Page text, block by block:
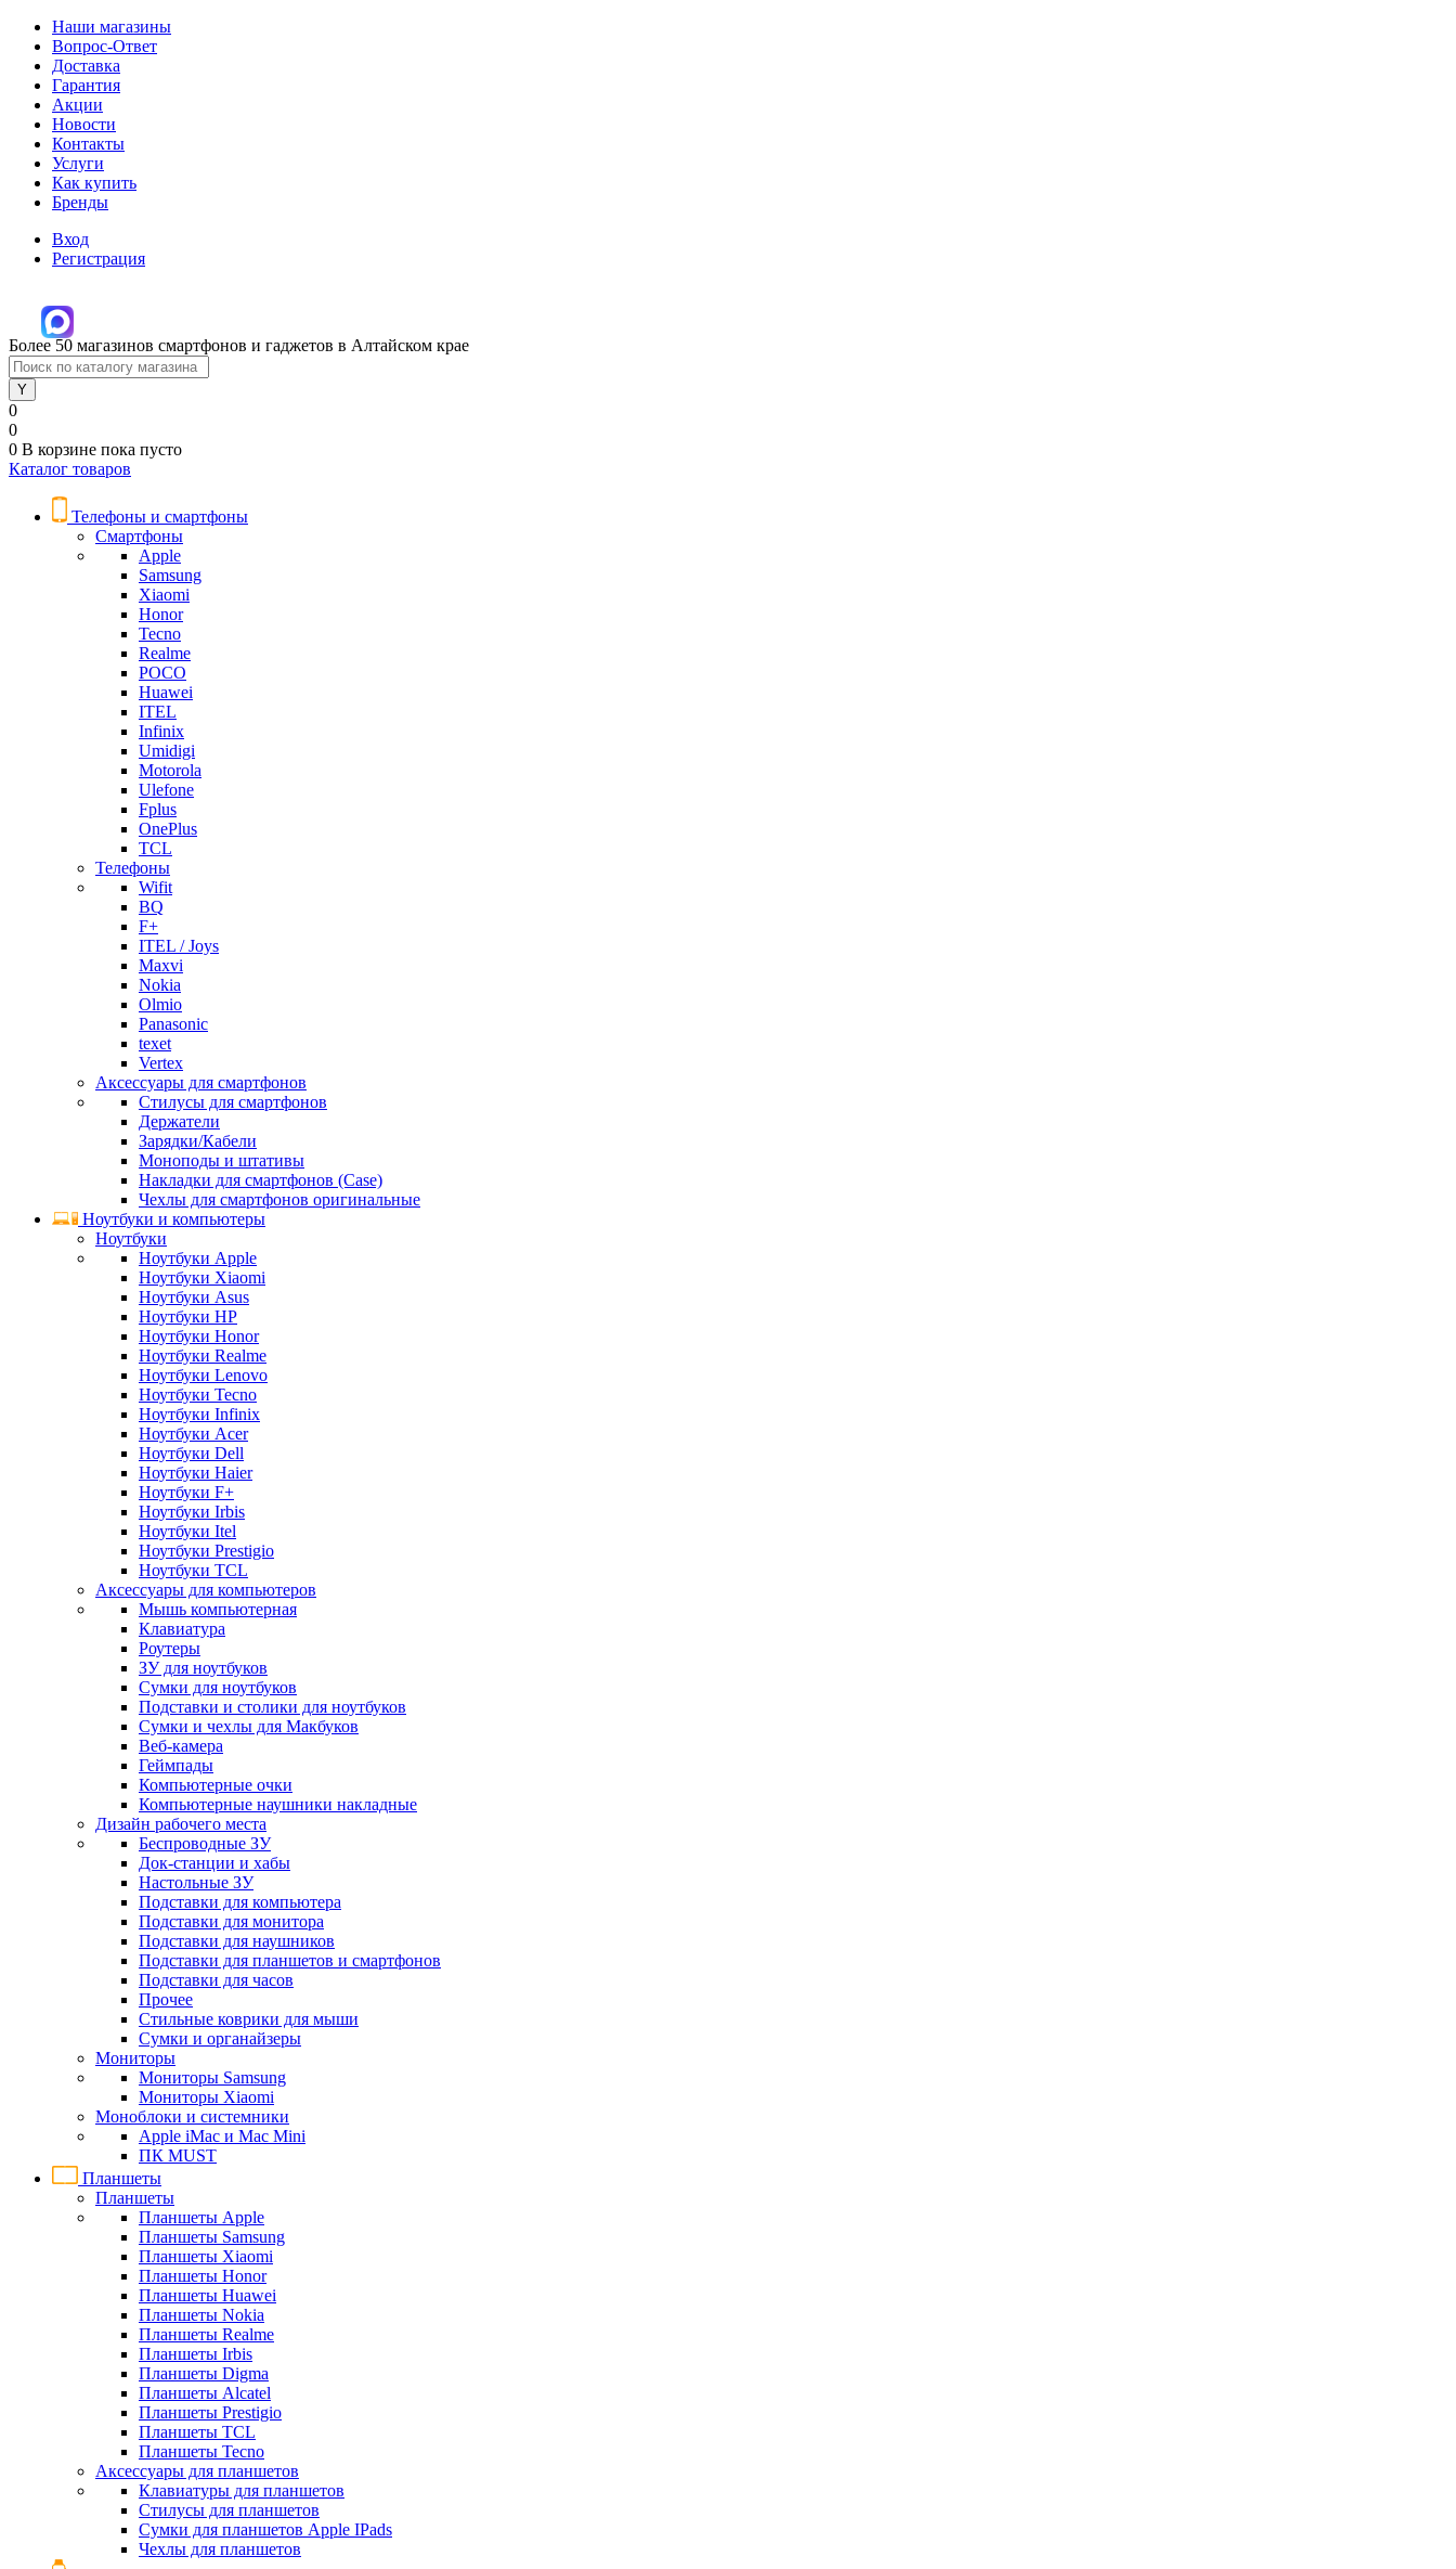
Наши магазины
Вопрос-Ответ
Доставка
Гарантия
Акции
Новости
Контакты
Услуги
Как купить
Бренды
Вход
Регистрация
Более 50 магазинов смартфонов и гаджетов в Алтайском крае
0
0
0 В корзине пока пусто
Каталог товаров
Телефоны и смартфоны
Смартфоны
Apple
Samsung
Xiaomi
Honor
Tecno
Realme
POCO
Huawei
ITEL
Infinix
Umidigi
Motorola
Ulefone
Fplus
OnePlus
TCL
Телефоны
Wifit
BQ
F+
ITEL / Joys
Maxvi
Nokia
Olmio
Panasonic
texet
Vertex
Аксессуары для смартфонов
Стилусы для смартфонов
Держатели
Зарядки/Кабели
Моноподы и штативы
Накладки для смартфонов (Case)
Чехлы для смартфонов оригинальные
Ноутбуки и компьютеры
Ноутбуки
Ноутбуки Apple
Ноутбуки Xiaomi
Ноутбуки Asus
Ноутбуки HP
Ноутбуки Honor
Ноутбуки Realme
Ноутбуки Lenovo
Ноутбуки Tecno
Ноутбуки Infinix
Ноутбуки Acer
Ноутбуки Dell
Ноутбуки Haier
Ноутбуки F+
Ноутбуки Irbis
Ноутбуки Itel
Ноутбуки Prestigio
Ноутбуки TCL
Аксессуары для компьютеров
Мышь компьютерная
Клавиатура
Роутеры
ЗУ для ноутбуков
Сумки для ноутбуков
Подставки и столики для ноутбуков
Сумки и чехлы для Макбуков
Веб-камера
Геймпады
Компьютерные очки
Компьютерные наушники накладные
Дизайн рабочего места
Беспроводные ЗУ
Док-станции и хабы
Настольные ЗУ
Подставки для компьютера
Подставки для монитора
Подставки для наушников
Подставки для планшетов и смартфонов
Подставки для часов
Прочее
Стильные коврики для мыши
Сумки и органайзеры
Мониторы
Мониторы Samsung
Мониторы Xiaomi
Моноблоки и системники
Apple iMac и Mac Mini
ПК MUST
Планшеты
Планшеты
Планшеты Apple
Планшеты Samsung
Планшеты Xiaomi
Планшеты Honor
Планшеты Huawei
Планшеты Nokia
Планшеты Realme
Планшеты Irbis
Планшеты Digma
Планшеты Alcatel
Планшеты Prestigio
Планшеты TCL
Планшеты Tecno
Аксессуары для планшетов
Клавиатуры для планшетов
Стилусы для планшетов
Сумки для планшетов Apple IPads
Чехлы для планшетов